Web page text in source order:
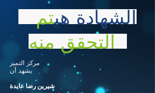
الشهادة هيتم
مركز التميز
يشهد أن
شيرين رضا عايدة